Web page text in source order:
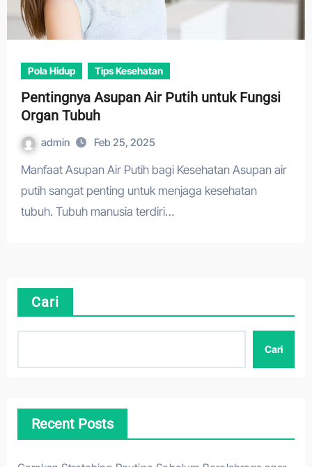
Pola Hidup Tips Kesehatan
Pentingnya Asupan Air Putih untuk Fungsi
Organ Tubuh
admin Feb 25, 2025
Manfaat Asupan Air Putih bagi Kesehatan Asupan air
putih sangat penting untuk menjaga kesehatan
tubuh. Tubuh manusia terdiri…
Cari
Cari
Recent Posts